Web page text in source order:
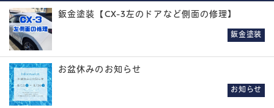
鈑金塗装【CX-3左のドアなど側面の修理】
鈑金塗装
お盆休みのお知らせ
お知らせ